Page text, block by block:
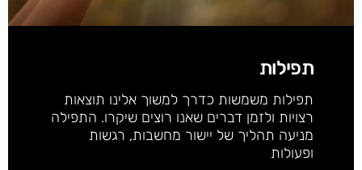
תפילות
תפילות משמשות כדרך למשוך אלינו תוצאות
רצויות ולזמן דברים שאנו רוצים שיקרו. התפילה
מניעה תהליך של יישור מחשבות, רגשות
ופעולות